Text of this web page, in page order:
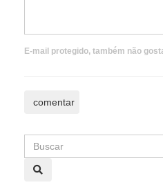
E-mail protegido, também não